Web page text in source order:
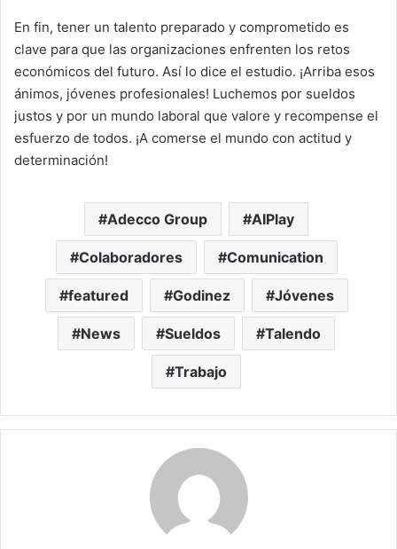
En fin, tener un talento preparado y comprometido es
clave para que las organizaciones enfrenten los retos
económicos del futuro. Así lo dice el estudio. ¡Arriba esos
ánimos, jóvenes profesionales! Luchemos por sueldos
justos y por un mundo laboral que valore y recompense el
esfuerzo de todos. ¡A comerse el mundo con actitud y
determinación!
Adecco Group AIPlay
Colaboradores Comunication
featured Godinez Jóvenes
News Sueldos Talendo
Trabajo